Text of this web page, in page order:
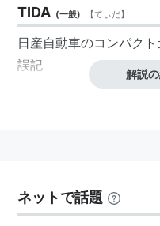
TIDA (一般) 【てぃだ】
日産自動車のコンパク
誤記
解説
ネットで話題